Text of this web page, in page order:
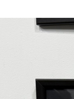
Работы,
выставки,
но
что
восприятия